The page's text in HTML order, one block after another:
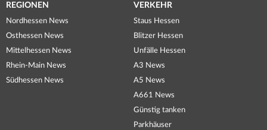
REGIONEN
Nordhessen News
Osthessen News
Mittelhessen News
Rhein-Main News
Südhessen News
VERKEHR
Staus Hessen
Blitzer Hessen
Unfälle Hessen
A3 News
A5 News
A661 News
Günstig tanken
Parkhäuser